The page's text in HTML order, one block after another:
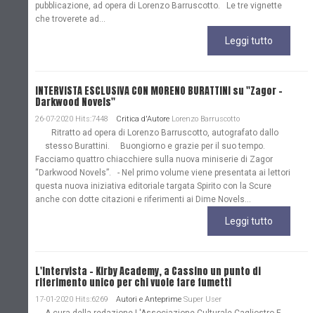
pubblicazione, ad opera di Lorenzo Barruscotto. Le tre vignette
che troverete ad...
Leggi tutto
INTERVISTA ESCLUSIVA CON MORENO BURATTINI su "Zagor -
Darkwood Novels"
26-07-2020 Hits:7448 Critica d'Autore Lorenzo Barruscotto
Ritratto ad opera di Lorenzo Barruscotto, autografato dallo
stesso Burattini. Buongiorno e grazie per il suo tempo.
Facciamo quattro chiacchiere sulla nuova miniserie di Zagor
“Darkwood Novels”. - Nel primo volume viene presentata ai lettori
questa nuova iniziativa editoriale targata Spirito con la Scure
anche con dotte citazioni e riferimenti ai Dime Novels...
Leggi tutto
L'Intervista - Kirby Academy, a Cassino un punto di
riferimento unico per chi vuole fare fumetti
17-01-2020 Hits:6269 Autori e Anteprime Super User